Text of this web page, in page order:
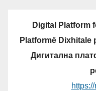
Digital Platform
Platformë Dixhitale
Дигитална